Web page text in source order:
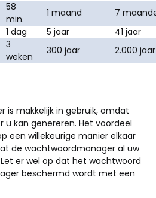
58
min.
1 maand
7
1 dag 5 jaar
41 jaar
3
weken
300 jaar 2.000 jaar
is makkelijk in gebruik, omdat
kan genereren. Het voordeel
een willekeurige manier elkaar
de wachtwoordmanager al uw
er wel op dat het wachtwoord
beschermd wordt met een